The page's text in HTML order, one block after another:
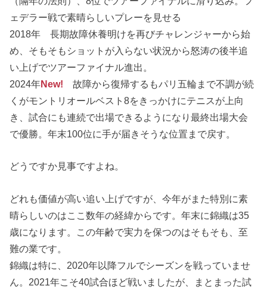
ェデラー戦で素晴らしいプレーを見せる
2018年 長期故障休養明けを再びチャレンジャーから始
め、そもそもショットが入らない状況から怒涛の後半追
い上げでツアーファイナル進出。
2024年New! 故障から復帰するもパリ五輪まで不調が続
くがモントリオールベスト8をきっかけにテニスが上向
き、試合にも連続で出場できるようになり最終出場大会
で優勝。年末100位に手が届きそうな位置まで戻す。
どうですか見事ですよね。
どれも価値が高い追い上げですが、今年がまた特別に素
晴らしいのはここ数年の経緯からです。年末に錦織は35
歳になります。この年齢で実力を保つのはそもそも、至
難の業です。
錦織は特に、2020年以降フルでシーズンを戦っていませ
ん。2021年こそ40試合ほど戦いましたが、まとまった試